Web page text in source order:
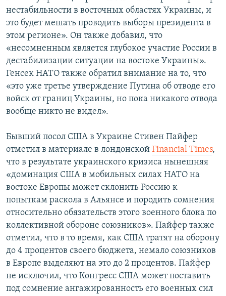
нестабильности в восточных областях Украины, и
это будет мешать проводить выборы президента в
этом регионе». Он также добавил, что
«несомненным является глубокое участие России в
дестабилизации ситуации на востоке Украины».
Генсек НАТО также обратил внимание на то, что
«это уже третье утверждение Путина об отводе его
войск от границ Украины, но пока никакого отвода
вообще никто не видел».
Бывший посол США в Украине Стивен Пайфер
отметил в материале в лондонской Financial Times,
что в результате украинского кризиса нынешняя
«доминация США в мобильных силах НАТО на
востоке Европы может склонить Россию к
попыткам раскола в Альянсе и породить сомнения
относительно обязательств этого военного блока по
коллективной обороне союзников». Пайфер также
отметил, что в то время, как США тратят на оборону
до 4 процентов своего бюджета, немало союзников
в Европе выделяют на это до 2 процентов. Пайфер
не исключил, что Конгресс США может поставить
под сомнение ангажированность его военных сил